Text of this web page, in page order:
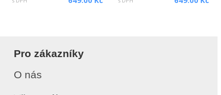
Pro zákazníky
O nás